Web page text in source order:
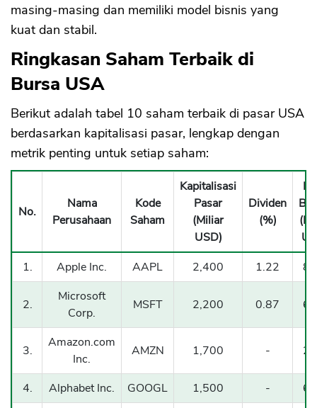
masing-masing dan memiliki model bisnis yang
kuat dan stabil.
Ringkasan Saham Terbaik di
Bursa USA
Berikut adalah tabel 10 saham terbaik di pasar USA
berdasarkan kapitalisasi pasar, lengkap dengan
metrik penting untuk setiap saham:
No.
Nama
Perusahaan
Kode
Saham
Kapitalisasi
Pasar
(Miliar
USD)
Dividen
(%)
1.
Apple Inc. AAPL 2,400 1.22
2.
Microsoft
Corp.
MSFT 2,200 0.87
3.
Amazon.com
Inc.
AMZN 1,700 -
4. Alphabet Inc. GOOGL 1,500 -